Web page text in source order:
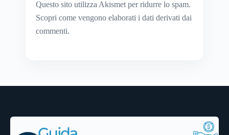
Questo sito utilizza Akismet per ridurre lo spam.
Scopri come vengono elaborati i dati derivati dai
commenti.